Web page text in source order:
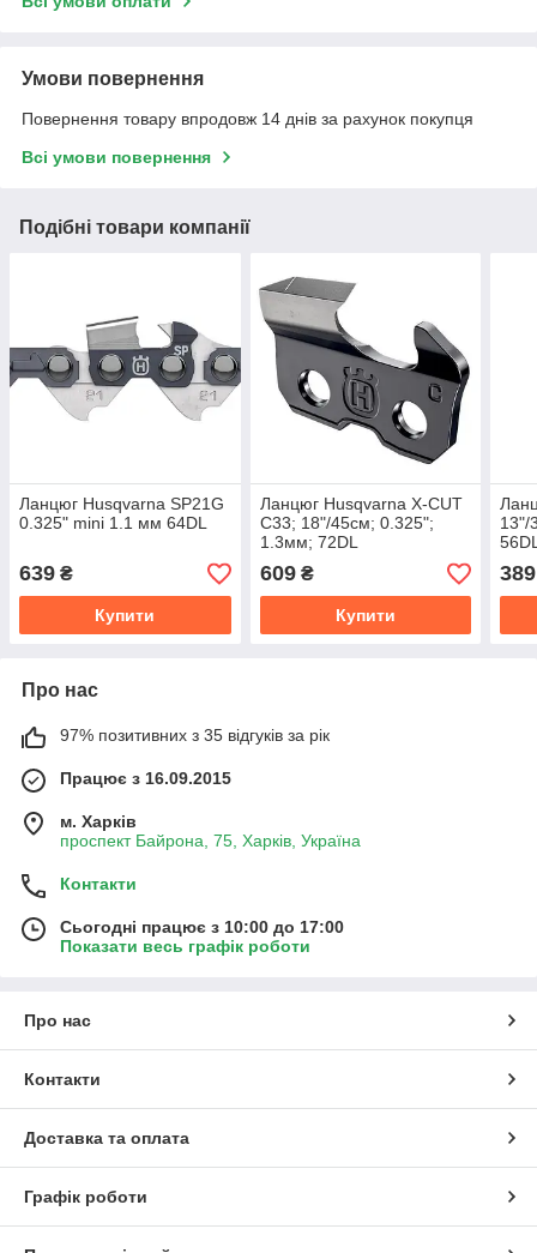
Умови повернення
Повернення товару впродовж 14 днів за рахунок покупця
Всі умови повернення
Подібні товари компанії
Ланцюг Husqvarna SP21G
0.325" mini 1.1 мм 64DL
639 ₴
Купити
Ланцюг Husqvarna X-CUT
C33; 18"/45см; 0.325";
1.3мм; 72DL
609₴
Купити
13"/
389
Про нас
97% позитивних з 35 відгуків за рік
Працює з 16.09.2015
м. Харків
проспект Байрона, 75, Харків, Україна
Контакти
Сьогодні працює з 10:00 до 17:00
Показати весь графік роботи
Про нас
Контакти
Доставка та оплата
Графік роботи